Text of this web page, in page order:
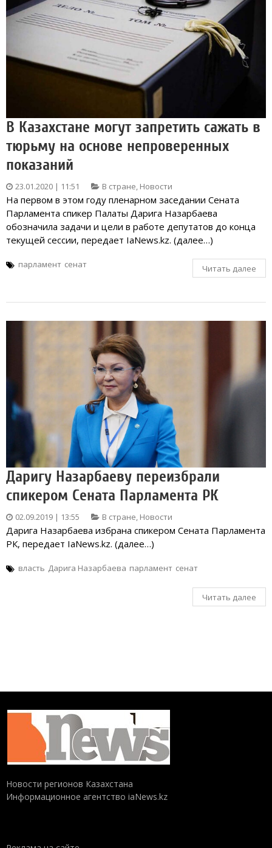
В Казахстане могут запретить сажать в
тюрьму на основе непроверенных
показаний
23.01.2020 | 11:51 В стране, Новости
На первом в этом году пленарном заседании Сената
Парламента спикер Палаты Дарига Назарбаева
обозначила задачи и цели в работе депутатов до конца
текущей сессии, передает IaNews.kz. (далее…)
парламент сенат Читать далее
Даригу Назарбаеву переизбрали
спикером Сената Парламента РК
02.09.2019 | 13:55 В стране, Новости
Дарига Назарбаева избрана спикером Сената Парламента
РК, передает IaNews.kz. (далее…)
власть Дарига Назарбаева парламент сенат
Читать далее
Новости регионов Казахстана
Информационное агентство iaNews.kz